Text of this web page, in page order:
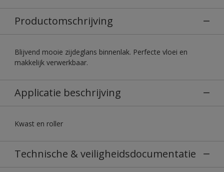
Productomschrijving
Blijvend mooie zijdeglans binnenlak. Perfecte vloei en
makkelijk verwerkbaar.
Applicatie beschrijving
Kwast en roller
Technische & veiligheidsdocumentatie